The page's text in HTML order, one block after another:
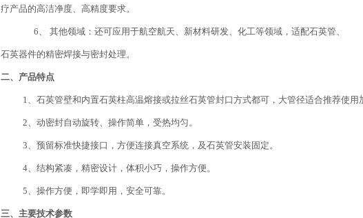
疗产品的高洁净度、高精度要求。
6、 其他领域：还可应用于航空航天、新材料研发、化工等领域，适配石英管、
石英器件的精密焊接与密封处理。
二、产品特点
1、石英管壁和内置石英柱高温熔接或拉丝石英管封口方式都可，大管径适合推荐使用
2、动密封自动旋转、操作简单，受热均匀。
3、预留标准快捷接口，方便连接真空系统，及石英管安装固定。
4、结构紧凑，精密设计，体积小巧，操作方便。
5、操作方便，即学即用，安全可靠。
三、主要技术参数